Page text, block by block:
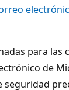
para las
de
seguridad